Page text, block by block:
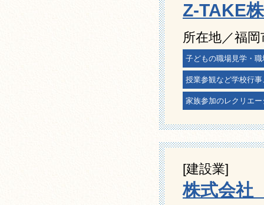
Z-TAKE
所在地／福
子どもの職場見学・職
授業参観など学校行
家族参加のレクリエ
[建設業]
株式会